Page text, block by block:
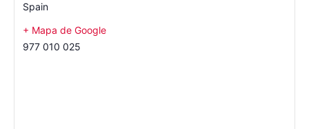
Spain
+ Mapa de Google
977 010 025